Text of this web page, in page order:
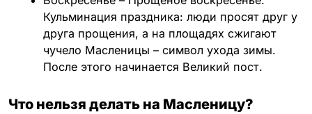
Кульминация праздника: люди просят друг у
друга прощения, а на площадях сжигают
чучело Масленицы – символ ухода зимы.
После этого начинается Великий пост.
Что нельзя делать на Масленицу?